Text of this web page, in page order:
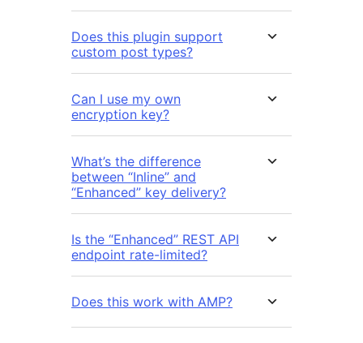
Does this plugin support
custom post types?
Can I use my own
encryption key?
What’s the difference
between “Inline” and
“Enhanced” key delivery?
Is the “Enhanced” REST API
endpoint rate-limited?
Does this work with AMP?